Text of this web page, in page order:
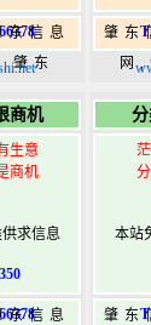
信息
肇东
肇东
网
港
商机
生意
商机
求信息
信息
本站
肇东